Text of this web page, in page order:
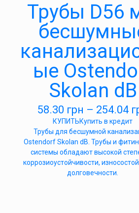
Трубы D56
ые
Skolan dB
58.30 грн – 254.04
КУПИТЬКупить в кредит
Трубы для бесшумной
Ostendorf Skolan dB. Трубы и
системы обладают высокой
коррозиоустойчивости,
долговечности.